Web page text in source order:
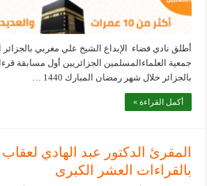
أطلق نادي فضاء الإبداع الشيخ علي مغربي بالجزائر
جمعية العلماءالمسلمين الجزائريين أول مسابقة
بالجزائر خلال شهر رمضان المبارك 1440 …
أكمل القراءة »
المقرئ الدكتور عبد الهادي
بالقراءات العشر الكبرى